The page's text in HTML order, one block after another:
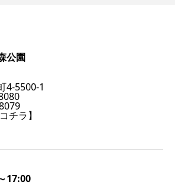
公園
4-5500-1
チラ】
17:00